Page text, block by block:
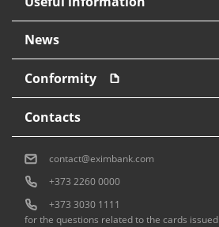
News
Conformity
Contacts
contact@eximbank.com
+373 2260 0000
+373 3030 1111
for the questions related to the cards issued